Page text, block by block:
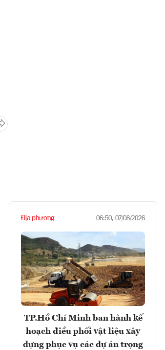
Địa phương 06:50, 07/08/2026
TP.Hồ Chí Minh ban hành kế
hoạch điều phối vật liệu xây
dựng phục vụ các dự án trọng